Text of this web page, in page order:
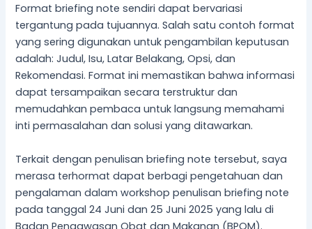
Format briefing note sendiri dapat bervariasi
tergantung pada tujuannya. Salah satu contoh format
yang sering digunakan untuk pengambilan keputusan
adalah: Judul, Isu, Latar Belakang, Opsi, dan
Rekomendasi. Format ini memastikan bahwa informasi
dapat tersampaikan secara terstruktur dan
memudahkan pembaca untuk langsung memahami
inti permasalahan dan solusi yang ditawarkan.
Terkait dengan penulisan briefing note tersebut, saya
merasa terhormat dapat berbagi pengetahuan dan
pengalaman dalam workshop penulisan briefing note
pada tanggal 24 Juni dan 25 Juni 2025 yang lalu di
Badan Pengawasan Obat dan Makanan (BPOM).